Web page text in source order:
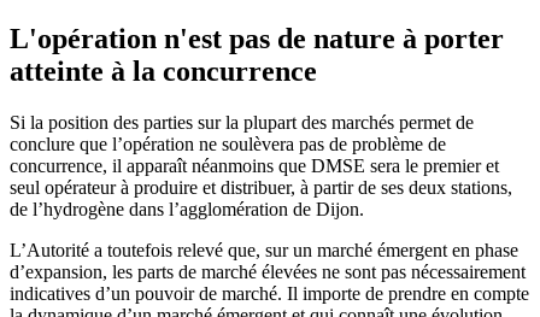
L'opération n'est pas de nature à porter
atteinte à la concurrence
Si la position des parties sur la plupart des marchés permet de
conclure que l’opération ne soulèvera pas de problème de
concurrence, il apparaît néanmoins que DMSE sera le premier et
seul opérateur à produire et distribuer, à partir de ses deux stations,
de l’hydrogène dans l’agglomération de Dijon.
L’Autorité a toutefois relevé que, sur un marché émergent en phase
d’expansion, les parts de marché élevées ne sont pas nécessairement
indicatives d’un pouvoir de marché. Il importe de prendre en compte